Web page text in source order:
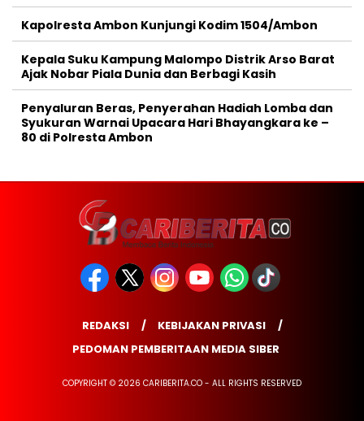
Kapolresta Ambon Kunjungi Kodim 1504/Ambon
Kepala Suku Kampung Malompo Distrik Arso Barat
Ajak Nobar Piala Dunia dan Berbagi Kasih
Penyaluran Beras, Penyerahan Hadiah Lomba dan
Syukuran Warnai Upacara Hari Bhayangkara ke –
80 di Polresta Ambon
REDAKSI
KEBIJAKAN PRIVASI
PEDOMAN PEMBERITAAN MEDIA SIBER
COPYRIGHT © 2026 CARIBERITA.CO - ALL RIGHTS RESERVED